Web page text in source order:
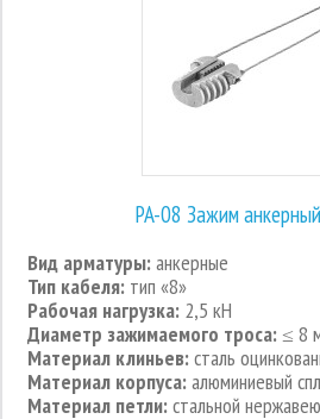
PA-08 Зажим
Вид арматуры:анкерные
Тип кабеля: тип «8»
Рабочая нагрузка: 2,5 кН
Диаметр зажимаемого троса:≤ 8
Материал клиньев:сталь
Материал корпуса:алюминиевый
Материал петли:стальной